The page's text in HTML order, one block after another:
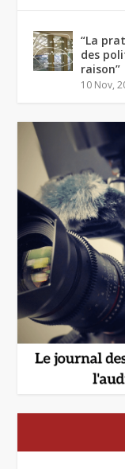
“La
des
raison”
10 Nov,